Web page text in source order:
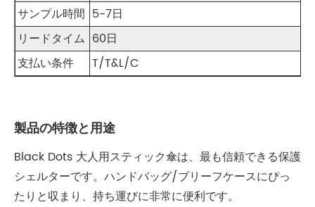
サンプル時間 5-7日
リードタイム 60日
支払い条件
T/T&L/C
製品の特徴と用途
Black Dots 大人用スティック傘は、最も信頼できる保護
シェルターです。ハンドバッグ/ブリーフケースにぴっ
たりと収まり、持ち運びに非常に便利です。